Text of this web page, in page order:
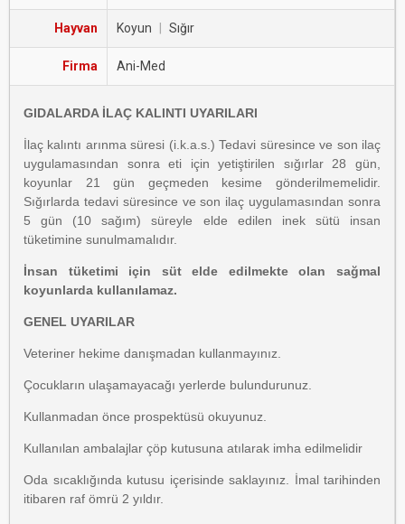
Hayvan Koyun Sığır
Firma Ani-Med
GIDALARDA İLAÇ KALINTI UYARILARI
İlaç kalıntı arınma süresi (i.k.a.s.) Tedavi süresince ve son ilaç
uygulamasından sonra eti için yetiştirilen sığırlar 28 gün,
koyunlar 21 gün geçmeden kesime gönderilmemelidir.
Sığırlarda tedavi süresince ve son ilaç uygulamasından sonra
5 gün (10 sağım) süreyle elde edilen inek sütü insan
tüketimine sunulmamalıdır.
İnsan tüketimi için süt elde edilmekte olan sağmal
koyunlarda kullanılamaz.
GENEL UYARILAR
Veteriner hekime danışmadan kullanmayınız.
Çocukların ulaşamayacağı yerlerde bulundurunuz.
Kullanmadan önce prospektüsü okuyunuz.
Kullanılan ambalajlar çöp kutusuna atılarak imha edilmelidir
Oda sıcaklığında kutusu içerisinde saklayınız. İmal tarihinden
itibaren raf ömrü 2 yıldır.